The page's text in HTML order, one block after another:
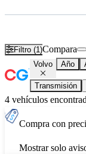
Filtro (1)Compara
Volvo Año
Transmisión
4 vehículos
Compra con
Mostrar solo